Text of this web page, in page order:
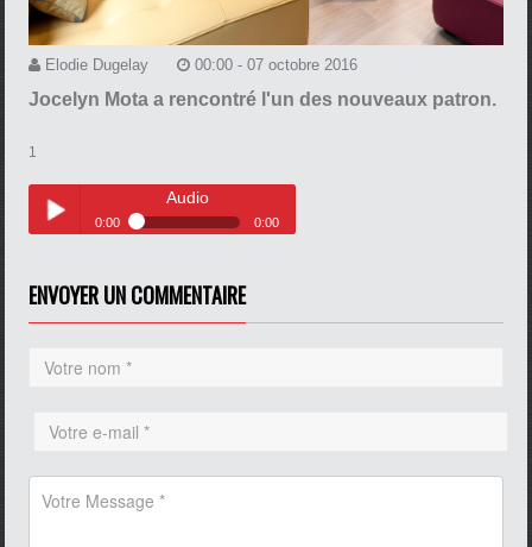
Elodie Dugelay 00:00 - 07 octobre 2016
Jocelyn Mota a rencontré l'un des nouveaux patron.
1
Audio
0:00 0:00
ENVOYER UN COMMENTAIRE